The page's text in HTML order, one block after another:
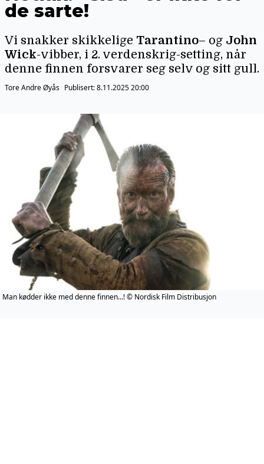
de sarte!
Vi snakker skikkelige Tarantino– og John
Wick-vibber, i 2. verdenskrig-setting, når
denne finnen forsvarer seg selv og sitt gull.
Tore Andre Øyås Publisert:8.11.2025 20:00
Man kødder ikke med denne finnen...! © Nordisk Film Distribusjon